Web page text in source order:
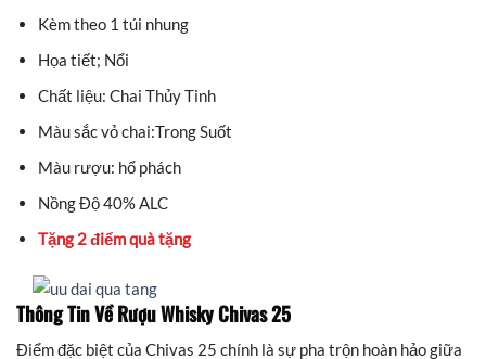
Kèm theo 1 túi nhung
Họa tiết; Nổi
Chất liệu: Chai Thủy Tinh
Màu sắc vỏ chai:Trong Suốt
Màu rượu: hổ phách
Nồng Độ 40% ALC
Tặng 2 điểm quà tặng
Thông Tin Về Rượu Whisky Chivas 25
Điểm đặc biệt của Chivas 25 chính là sự pha trộn hoàn hảo giữa